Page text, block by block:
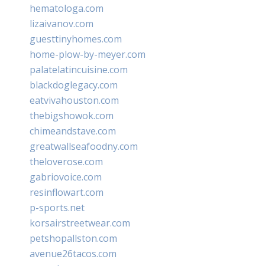
hematologa.com
lizaivanov.com
guesttinyhomes.com
home-plow-by-meyer.com
palatelatincuisine.com
blackdoglegacy.com
eatvivahouston.com
thebigshowok.com
chimeandstave.com
greatwallseafoodny.com
theloverose.com
gabriovoice.com
resinflowart.com
p-sports.net
korsairstreetwear.com
petshopallston.com
avenue26tacos.com